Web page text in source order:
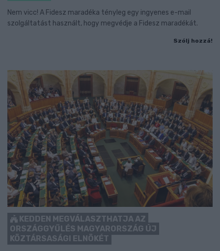
Nem vicc! A Fidesz maradéka tényleg egy ingyenes e-mail
szolgáltatást használt, hogy megvédje a Fidesz maradékát.
Szólj hozzá!
KEDDEN MEGVÁLASZTHATJA AZ
ORSZÁGGYŰLÉS MAGYARORSZÁG ÚJ
KÖZTÁRSASÁGI ELNÖKÉT